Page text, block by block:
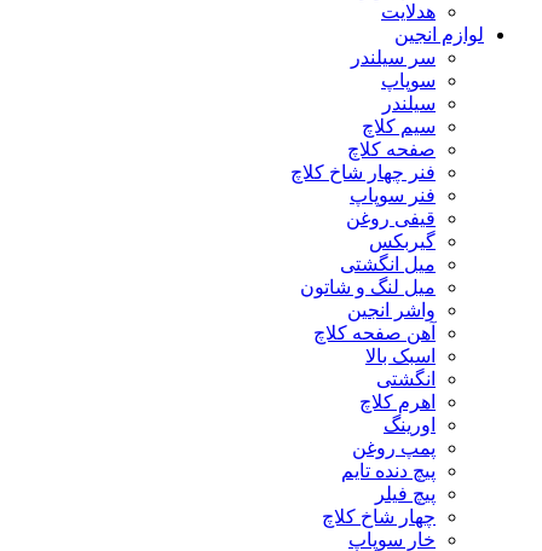
هدلایت
لوازم انجین
سر سیلندر
سوپاپ
سیلندر
سیم کلاچ
صفحه کلاچ
فنر چهار شاخ کلاچ
فنر سوپاپ
قیفی روغن
گیربکس
میل انگشتی
میل لنگ و شاتون
واشر انجین
آهن صفحه کلاچ
اسبک بالا
انگشتی
اهرم کلاچ
اورینگ
پمپ روغن
پیچ دنده تایم
پیچ فیلر
چهار شاخ کلاچ
خار سوپاپ